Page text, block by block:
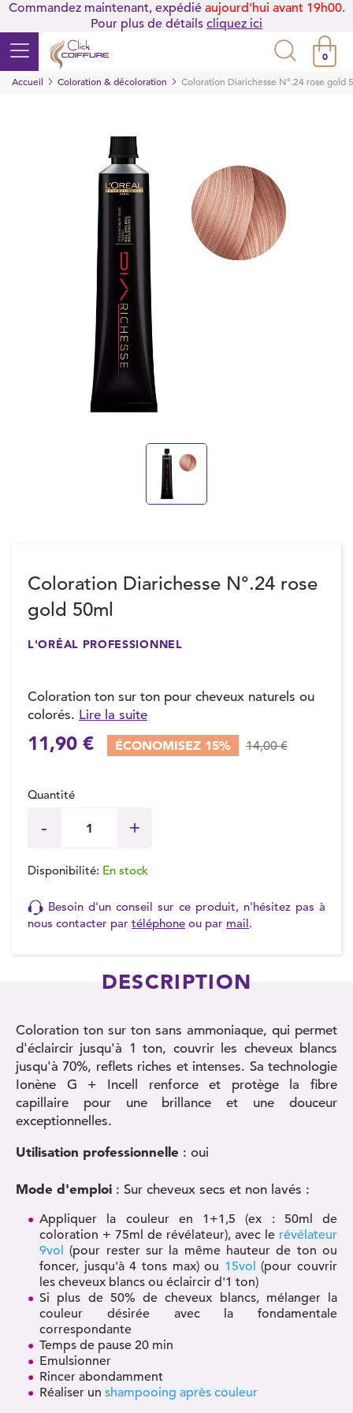
Commandez maintenant, expédié aujourd'hui avant 19h00.
Pour plus de détails cliquez ici
0
Accueil
Coloration & décoloration Coloration Diarichesse N°.24 rose gold
Coloration Diarichesse N°.24 rose
gold 50ml
L'ORÉAL PROFESSIONNEL
Coloration ton sur ton pour cheveux naturels ou
colorés. Lire la suite
11,90 € ÉCONOMISEZ 15% 14,00 €
Quantité
Disponibilité: En stock
Besoin d'un conseil sur ce produit, n'hésitez pas à
nous contacter par téléphone ou par mail.
DESCRIPTION
Coloration ton sur ton sans ammoniaque, qui permet
d'éclaircir jusqu'à 1 ton, couvrir les cheveux blancs
jusqu'à 70%, reflets riches et intenses. Sa technologie
Ionène G + Incell renforce et protège la fibre
capillaire pour une brillance et une douceur
exceptionnelles.
Utilisation professionnelle : oui
Mode d'emploi : Sur cheveux secs et non lavés :
Appliquer la couleur en 1+1,5 (ex : 50ml de
coloration + 75ml de révélateur), avec le révélateur
9vol (pour rester sur la même hauteur de ton ou
foncer, jusqu'à 4 tons max) ou 15vol (pour couvrir
les cheveux blancs ou éclaircir d'1 ton)
Si plus de 50% de cheveux blancs, mélanger la
couleur désirée avec la fondamentale
correspondante
Temps de pause 20 min
Emulsionner
Rincer abondamment
Réaliser un shampooing après couleur